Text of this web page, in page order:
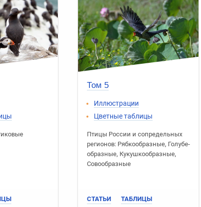
Том 5
Иллюстрации
Цветные таблицы
Птицы России и сопредельных
регионов: Рябко­образные, Голубе­
образные, Кукушко­образные,
Сово­образные
СТАТЬИ ТАБЛИЦЫ